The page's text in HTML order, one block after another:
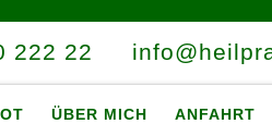
222 22
ÜBER MICH ANFAHRT